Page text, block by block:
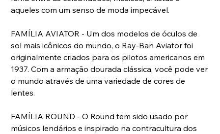
aqueles com um senso de moda impecável.
FAMÍLIA AVIATOR - Um dos modelos de óculos de
sol mais icônicos do mundo, o Ray-Ban Aviator foi
originalmente criados para os pilotos americanos em
1937. Com a armação dourada clássica, você pode ver
o mundo através de uma variedade de cores de
lentes.
FAMÍLIA ROUND - O Round tem sido usado por
músicos lendários e inspirado na contracultura dos